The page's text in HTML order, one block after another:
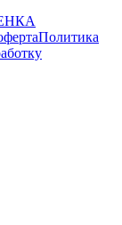
Политика